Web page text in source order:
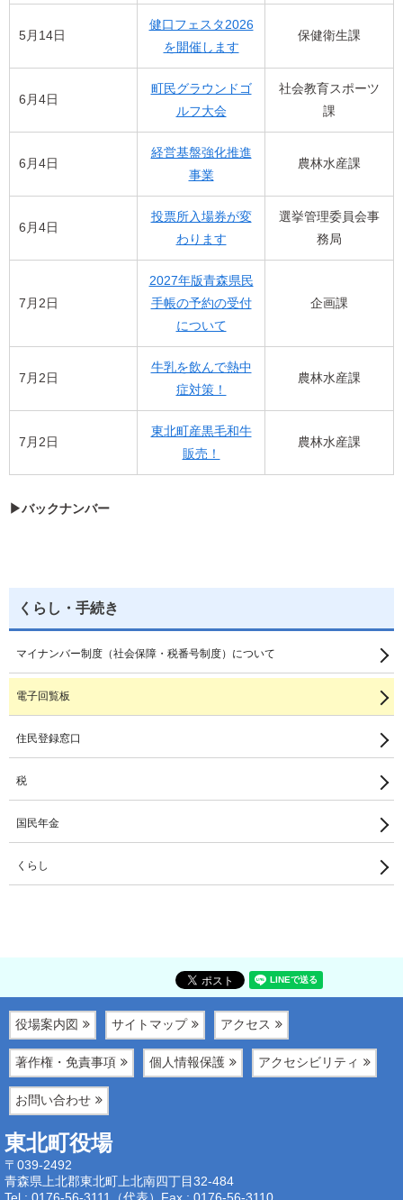
5月14日
健口フェスタ2026
を開催します
保健衛生課
6月4日
町民グラウンドゴ
ルフ大会
社会教育スポーツ
課
6月4日
経営基盤強化推進
事業
農林水産課
6月4日
投票所入場券が変
わります
選挙管理委員会事
務局
7月2日
2027年版青森県民
手帳の予約の受付
について
企画課
7月2日
牛乳を飲んで熱中
症対策！
農林水産課
7月2日
東北町産黒毛和牛
販売！
農林水産課
▶バックナンバー
くらし・手続き
マイナンバー制度（社会保障・税番号制度）について
電子回覧板
住民登録窓口
税
国民年金
くらし
役場案内図 サイトマップ アクセス
著作権・免責事項 個人情報保護 アクセシビリティ
お問い合わせ
東北町役場
〒039-2492
青森県上北郡東北町上北南四丁目32-484